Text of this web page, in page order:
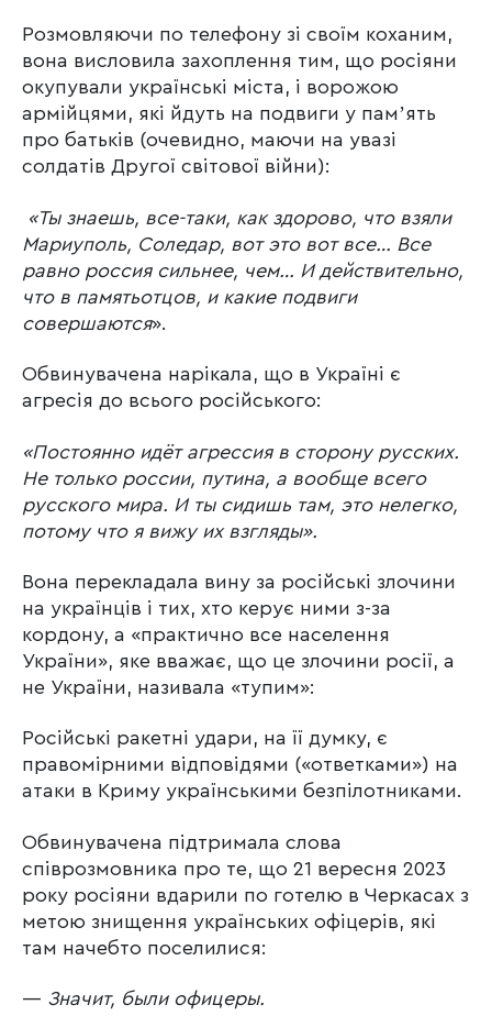
Розмовляючи по телефону зі своїм коханим,
вона висловила захоплення тим, що росіяни
окупували українські міста, і ворожою
армійцями, які йдуть на подвиги у памʼять
про батьків (очевидно, маючи на увазі
солдатів Другої світової війни):
«Ты знаешь, все-таки, как здорово, что взяли
Мариуполь, Соледар, вот это вот все… Все
равно россия сильнее, чем… И действительно,
что в памятьотцов, и какие подвиги
совершаются».
Обвинувачена нарікала, що в Україні є
агресія до всього російського:
«Постоянно идёт агрессия в сторону русских.
Не только россии, путина, а вообще всего
русского мира. И ты сидишь там, это нелегко,
потому что я вижу их взгляды».
Вона перекладала вину за російські злочини
на українців і тих, хто керує ними з-за
кордону, а «практично все населення
України», яке вважає, що це злочини росії, а
не України, називала «тупим»:
Російські ракетні удари, на її думку, є
правомірними відповідями («ответками») на
атаки в Криму українськими безпілотниками.
Обвинувачена підтримала слова
співрозмовника про те, що 21 вересня 2023
року росіяни вдарили по готелю в Черкасах з
метою знищення українських офіцерів, які
там начебто поселилися:
— Значит, были офицеры.